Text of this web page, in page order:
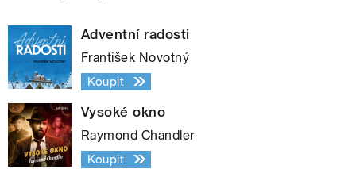
Adventní radosti
František Novotný
Koupit
Vysoké okno
Raymond Chandler
Koupit